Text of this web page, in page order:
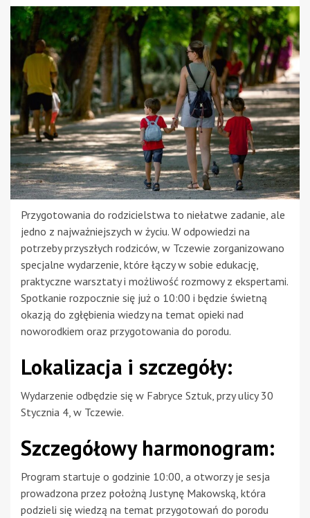
Przygotowania do rodzicielstwa to niełatwe zadanie, ale
jedno z najważniejszych w życiu. W odpowiedzi na
potrzeby przyszłych rodziców, w Tczewie zorganizowano
specjalne wydarzenie, które łączy w sobie edukację,
praktyczne warsztaty i możliwość rozmowy z ekspertami.
Spotkanie rozpocznie się już o 10:00 i będzie świetną
okazją do zgłębienia wiedzy na temat opieki nad
noworodkiem oraz przygotowania do porodu.
Lokalizacja i szczegóły:
Wydarzenie odbędzie się w Fabryce Sztuk, przy ulicy 30
Stycznia 4, w Tczewie.
Szczegółowy harmonogram:
Program startuje o godzinie 10:00, a otworzy je sesja
prowadzona przez położną Justynę Makowską, która
podzieli się wiedzą na temat przygotowań do porodu